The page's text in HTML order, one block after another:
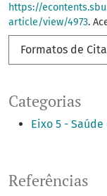
Categorias
Eixo 5 -
https://
article/view/4973.
Formatos de
Referências